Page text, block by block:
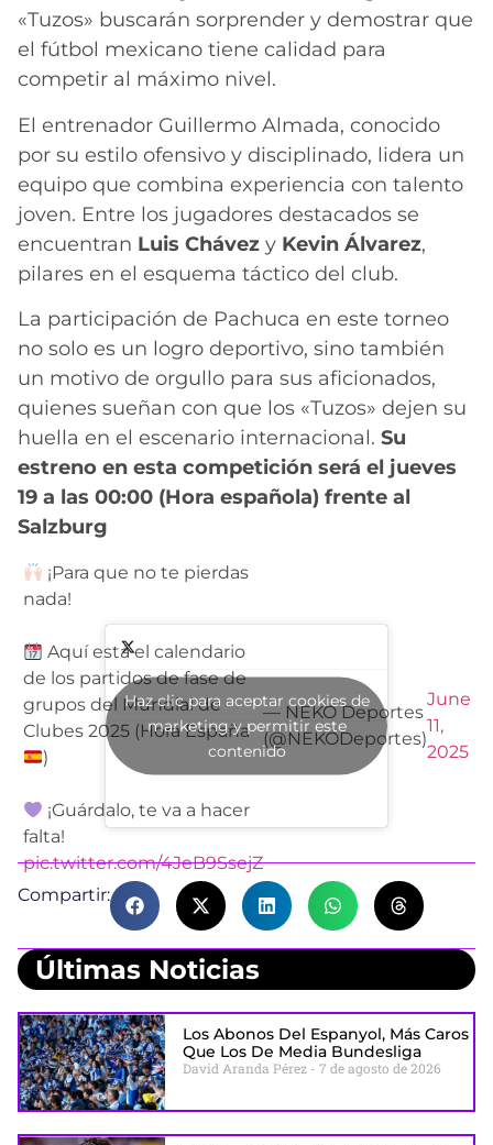
«Tuzos» buscarán sorprender y demostrar que
el fútbol mexicano tiene calidad para
competir al máximo nivel.
El entrenador Guillermo Almada, conocido
por su estilo ofensivo y disciplinado, lidera un
equipo que combina experiencia con talento
joven. Entre los jugadores destacados se
encuentran Luis Chávez y Kevin Álvarez,
pilares en el esquema táctico del club.
La participación de Pachuca en este torneo
no solo es un logro deportivo, sino también
un motivo de orgullo para sus aficionados,
quienes sueñan con que los «Tuzos» dejen su
huella en el escenario internacional. Su
estreno en esta competición será el jueves
19 a las 00:00 (Hora española) frente al
Salzburg
¡Para que no te pierdas
nada!
Aquí está el calendario
de los partidos de fase de
grupos del Mundial de
Clubes 2025 (Hora España
)
¡Guárdalo, te va a hacer
falta!
pic.twitter.com/4JeB9SsejZ
— NEKO Deportes
(@NEKODeportes)
June
11,
2025
Haz clic para aceptar cookies de
marketing y permitir este
contenido
Compartir:
Últimas Noticias
Los Abonos Del Espanyol, Más Caros
Que Los De Media Bundesliga
David Aranda Pérez 7 de agosto de 2026